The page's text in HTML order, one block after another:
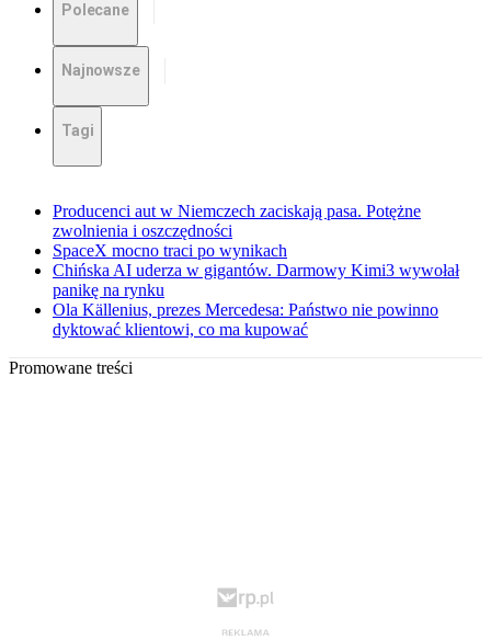
Polecane
Najnowsze
Tagi
Producenci aut w Niemczech zaciskają pasa. Potężne
zwolnienia i oszczędności
SpaceX mocno traci po wynikach
Chińska AI uderza w gigantów. Darmowy Kimi3 wywołał
panikę na rynku
Ola Källenius, prezes Mercedesa: Państwo nie powinno
dyktować klientowi, co ma kupować
Promowane treści